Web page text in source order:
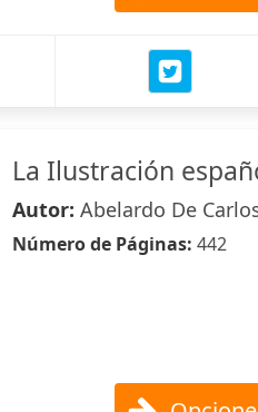
La Ilustración
Autor: Abelardo De
Número de Páginas: 442